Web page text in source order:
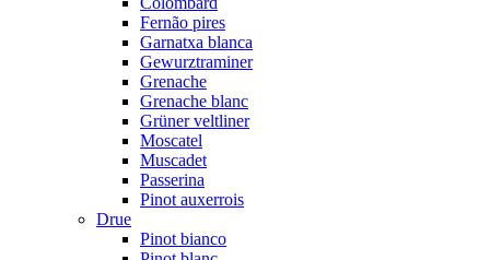
Fernão pires
Garnatxa blanca
Gewurztraminer
Grenache
Grenache blanc
Grüner veltliner
Moscatel
Muscadet
Passerina
Pinot auxerrois
Drue
Pinot bianco